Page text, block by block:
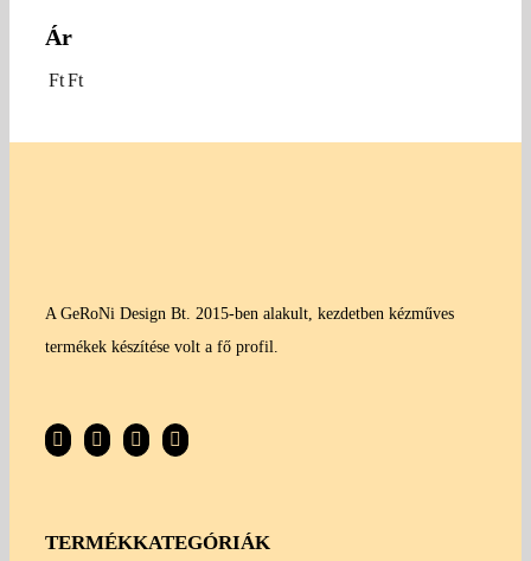
Ár
FtFt
A GeRoNi Design Bt. 2015-ben alakult, kezdetben kézműves
termékek készítése volt a fő profil.
TERMÉKKATEGÓRIÁK